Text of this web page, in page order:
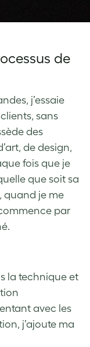
de
j’essaie
sans
des
de design,
fois que je
que soit sa
quand je me
par
la technique et
avec les
j’ajoute ma